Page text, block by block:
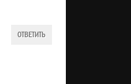
ОТВЕТИТЬ